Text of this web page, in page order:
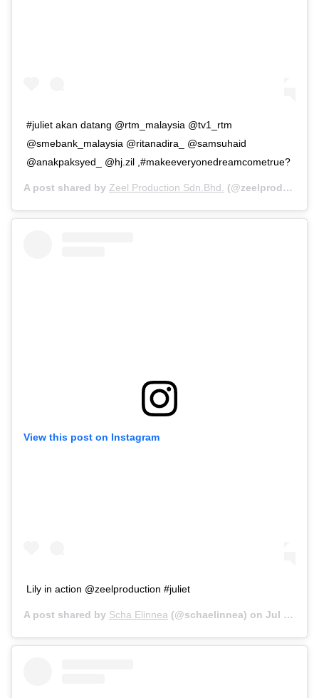
#juliet akan datang @rtm_malaysia @tv1_rtm
@smebank_malaysia @ritanadira_ @samsuhaid
@anakpaksyed_ @hj.zil ,#makeeveryonedreamcometrue?
A post shared by Zeel Production Sdn.Bhd. (@zeelproduction) on
View this post on Instagram
Lily in action @zeelproduction #juliet
A post shared by Scha Elinnea (@schaelinnea) on Jul 8, 2020 at 10:44pm PDT